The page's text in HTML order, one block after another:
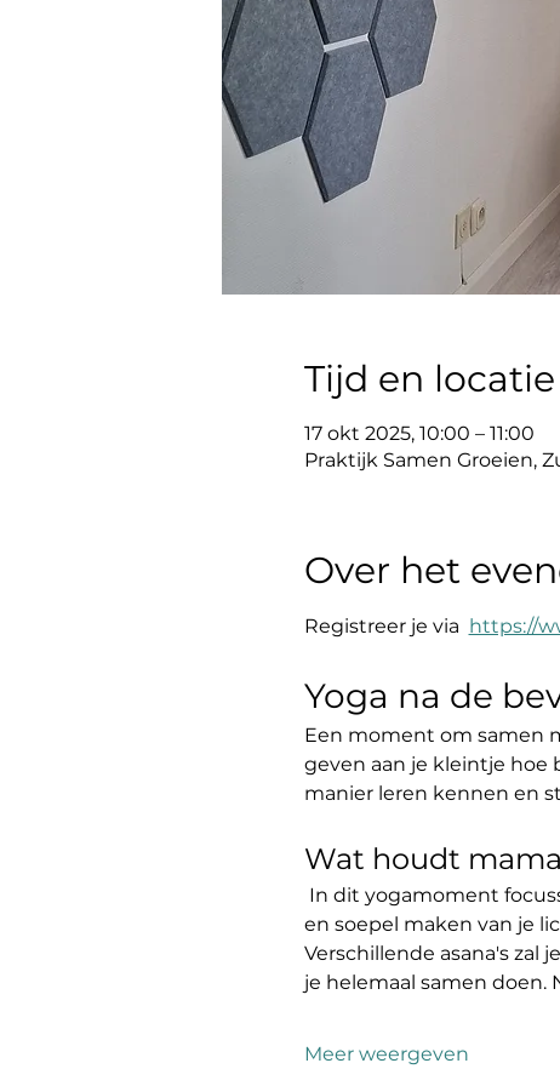
Tijd en locatie
17 okt 2025, 10:00 – 11:00
Praktijk Samen Groeien,
Over het
Registreer je via https://
Yoga na de
Een moment om samen
geven aan je kleintje hoe
manier leren kennen en
Wat houdt
In dit yogamoment
en soepel maken van je
Verschillende asana's zal
je helemaal samen doen.
Meer weergeven